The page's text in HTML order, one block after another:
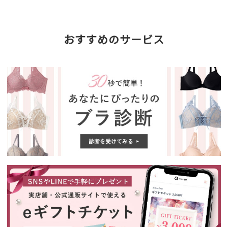
おすすめのサービス